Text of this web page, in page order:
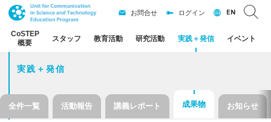
CoSTEP
概要
スタッフ 教育活動 研究活動 実践＋発信 イベント
お問合せ ログイン EN
実践＋発信
全件一覧 活動報告 講義レポート 成果物 お知らせ